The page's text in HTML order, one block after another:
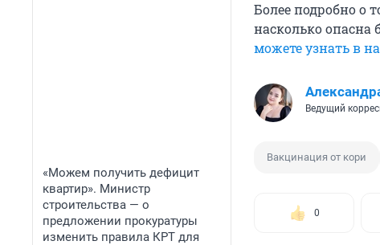
«Можем получить дефицит
квартир». Министр
строительства — о
предложении прокуратуры
изменить правила КРТ для
Более подробно о
насколько опасна
можете узнать в
Ведущий
Вакцинация от кори
0